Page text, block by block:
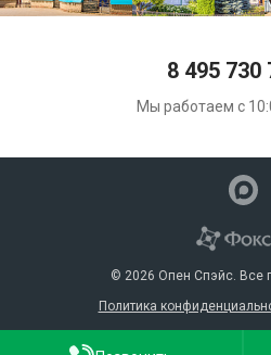
8 495 730
Мы работаем с
© 2026 Опен Спэйс. Все
Политика